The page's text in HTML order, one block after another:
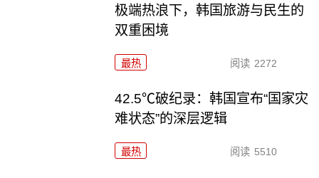
极端热浪下，韩国旅游与民生的
双重困境
最热 阅读 2272
42.5℃破纪录：韩国宣布“国家灾
难状态”的深层逻辑
最热 阅读 5510